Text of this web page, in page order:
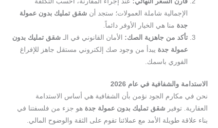
الإجمالية شاملة العمولات؛ ستجد أن شقق تمليك بدون عمولة
جدة منا هي الخيار الأوفر دائماً.
تأكد من جاهزية الصك: الأمان القانوني في الـ شقق تمليك بدون
عمولة جدة يبدأ من وجود صك إلكتروني مستقل جاهز للإفراغ
الفوري باسمك.
الاستدامة والشفافية في عام 2026
نحن في مكارم الجود نؤمن بأن الشفافية هي أساس الاستدامة
العقارية. توفير شقق تمليك بدون عمولة جدة هو جزء من فلسفتنا في
بناء علاقة طويلة الأمد مع عملائنا تقوم على الثقة والوضوح المالي.